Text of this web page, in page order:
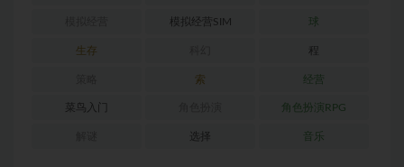
模拟经营SIM 球
生存 程
索 经营
菜鸟入门 角色扮演RPG
选择 音乐